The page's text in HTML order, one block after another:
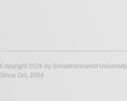
Copyright 2026 by Srinakharinwirot University.
Since Oct, 2004